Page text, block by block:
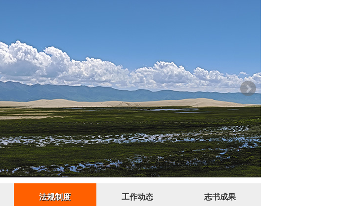
法规制度 工作动态 志书成果